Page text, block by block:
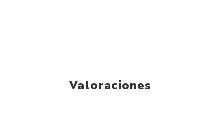
Valoraciones